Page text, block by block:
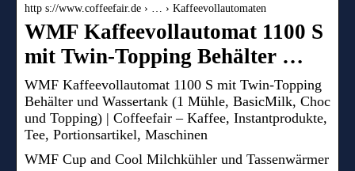
http s://www.coffeefair.de › … › Kaffeevollautomaten
WMF Kaffeevollautomat 1100 S
mit Twin-Topping Behälter …
WMF Kaffeevollautomat 1100 S mit Twin-Topping
Behälter und Wassertank (1 Mühle, BasicMilk, Choc
und Topping) | Coffeefair – Kaffee, Instantprodukte,
Tee, Portionsartikel, Maschinen
WMF Cup and Cool Milchkühler und Tassenwärmer